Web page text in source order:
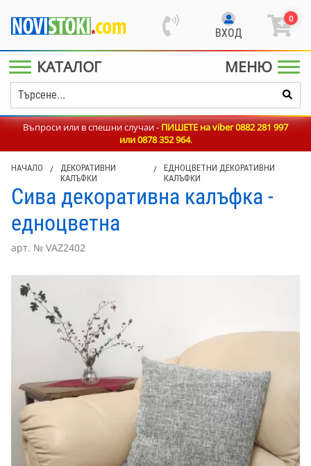
ВХОД
0
КАТАЛОГ МЕНЮ
Въпроси или в спешни случаи -ПИШЕТЕ на viber 0882 281 997
или0878 352 964.
НАЧАЛО /
ДЕКОРАТИВНИ
КАЛЪФКИ
/
ЕДНОЦВЕТНИ ДЕКОРАТИВНИ
КАЛЪФКИ
Сива декоративна калъфка -
едноцветна
арт. № VAZ2402